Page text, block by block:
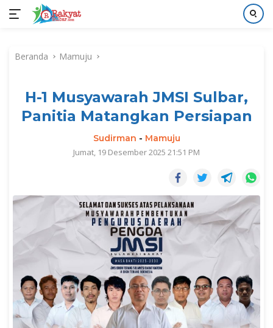
kontenBeranda Mamuju
H-1 Musyawarah JMSI Sulbar,
Panitia Matangkan Persiapan
Sudirman - Mamuju
Jumat, 19 Desember 2025 21:51 PM